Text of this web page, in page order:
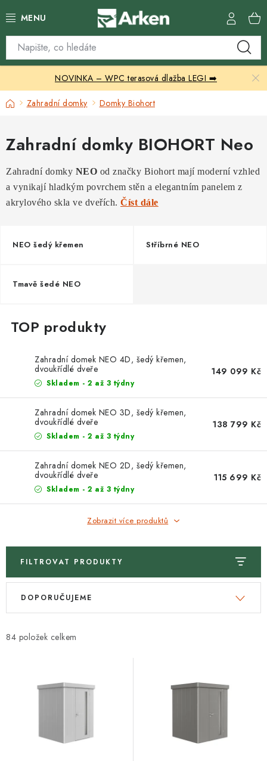
na
Skleníky
Zahradní přístřešky
Grily a ohniště
Vytápění
Kontakty
NOVINKA – WPC terasová dlažba LEGI ➡️
DomůZahradní domky Domky Biohort
Zahradní domky BIOHORT Neo
Zahradní domky NEO od značky Biohort mají moderní vzhled
a vynikají hladkým povrchem stěn a elegantním panelem z
akrylového skla ve dveřích. Číst dále
NEO šedý křemen Stříbrné NEO
Tmavě šedé NEO
Zahradní domek NEO 4D, šedý křemen,
dvoukřídlé dveře
Skladem - 2 až 3 týdny
149 099 Kč
Zahradní domek NEO 3D, šedý křemen,
dvoukřídlé dveře
Skladem - 2 až 3 týdny
138 799 Kč
Zahradní domek NEO 2D, šedý křemen,
dvoukřídlé dveře
Skladem - 2 až 3 týdny
115 699 Kč
Zobrazit více produktů
FILTROVAT PRODUKTY
V
i
84
Ř
e
DOPORUČUJEME